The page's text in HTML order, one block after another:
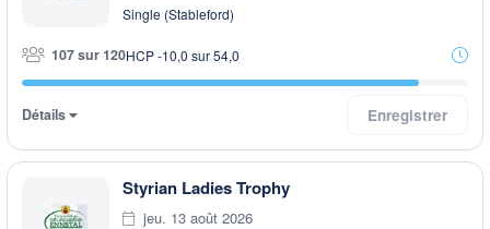
Single (Stableford)
107 sur 120HCP -10,0 sur 54,0
Détails Enregistrer
Styrian Ladies Trophy
jeu. 13 août 2026